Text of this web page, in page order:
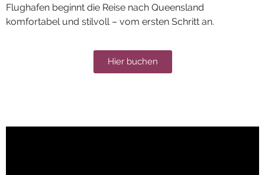
Flughafen beginnt die Reise nach Queensland
komfortabel und stilvoll – vom ersten Schritt an.
Hier buchen